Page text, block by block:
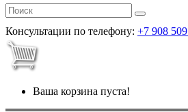
Консультации по телефону: +7 908
Ваша корзина пуста!